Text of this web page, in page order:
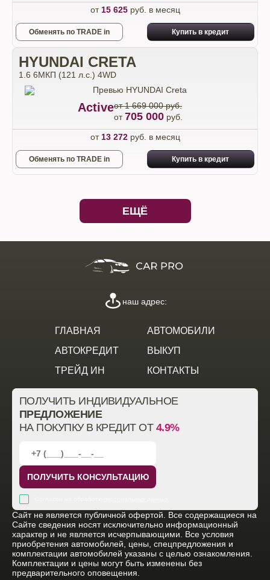
от 15 625руб. в месяц
Обменять по TRADE in Купить в кредит
HYUNDAI CRETA
1.6 6МКП (121 л.с.) 4WD
Activeот 1 669 000 руб.
от705 000 руб.
от 13 272руб. в месяц
Обменять по TRADE in Купить в кредит
ЕЩЁ
ГЛАВНАЯ
АВТОМОБИЛИ
АВТОКРЕДИТ
ВЫКУП
ТРЕЙД ИН
КОНТАКТЫ
наш адрес:
ПОЛУЧИТЬ ИНДИВИДУАЛЬНОЕ
ПРЕДЛОЖЕНИЕ
НА ПОКУПКУ В КРЕДИТ ОТ 4.9%
ПОЛУЧИТЬ КОНСУЛЬТАЦИЮ
Cайт не является публичной офертой. Все содержащиеся на
Сайте сведения носят исключительно информационный
характер и не является исчерпывающими. Все условия
приобретения автомобилей, цены, спецпредложения и
комплектации автомобилей указаны с целью ознакомления.
Комплектации и цены могут быть изменены без
предварительного оповещения.